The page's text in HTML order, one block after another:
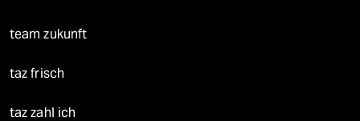
team zukunft
taz frisch
taz zahl ich